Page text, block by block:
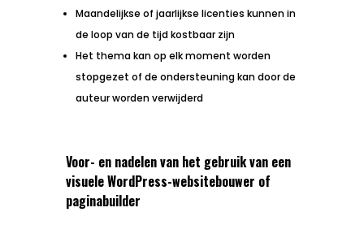
Maandelijkse of jaarlijkse licenties kunnen in
de loop van de tijd kostbaar zijn
Het thema kan op elk moment worden
stopgezet of de ondersteuning kan door de
auteur worden verwijderd
Voor- en nadelen van het gebruik van een
visuele WordPress-websitebouwer of
paginabuilder